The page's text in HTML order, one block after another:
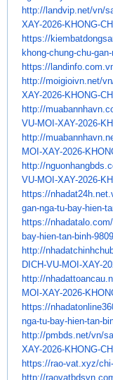
http://landvip.net/vn/
XAY-2026-KHONG-
https://
khong-chung-chu-gan-
https://
http://moigioivn.net/
XAY-2026-KHONG-
http://
VU-MOI-XAY-2026-
http://
MOI-XAY-2026-
http://
VU-MOI-XAY-2026-
https://
gan-nga-tu-bay-hien-
https://
bay-hien-tan-binh-
http://
DICH-VU-MOI-XAY-
http://
MOI-XAY-2026-
https://
nga-tu-bay-hien-tan-
http://pmbds.net/vn/
XAY-2026-KHONG-
https://rao-vat.xyz/
http://